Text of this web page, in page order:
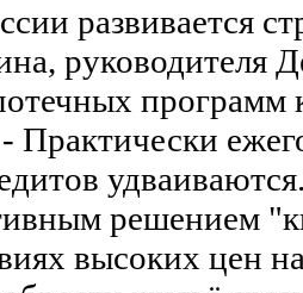
развивается
руководителя
программ
Практически
решением
высоких цен